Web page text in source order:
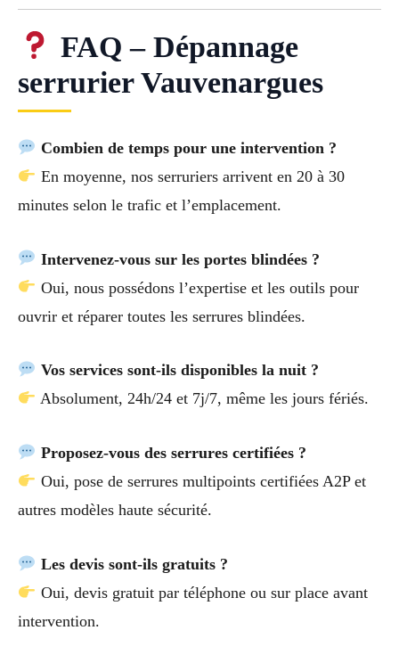
FAQ – Dépannage
serrurier Vauvenargues
Combien de temps pour une intervention ?
En moyenne, nos serruriers arrivent en 20 à 30
minutes selon le trafic et l’emplacement.
Intervenez-vous sur les portes blindées ?
Oui, nous possédons l’expertise et les outils pour
ouvrir et réparer toutes les serrures blindées.
Vos services sont-ils disponibles la nuit ?
Absolument, 24h/24 et 7j/7, même les jours fériés.
Proposez-vous des serrures certifiées ?
Oui, pose de serrures multipoints certifiées A2P et
autres modèles haute sécurité.
Les devis sont-ils gratuits ?
Oui, devis gratuit par téléphone ou sur place avant
intervention.